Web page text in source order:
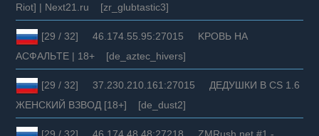
Riot] | Next21.ru [zr_glubtastic3]
[29 / 32] 46.174.55.95:27015 KPOBЬ HA
АCФAЛЬTE | 18+ [de_aztec_hivers]
[29 / 32] 37.230.210.161:27015 ДЕДУШКИ В CS 1.6
ЖЕНСКИЙ ВЗВОД [18+] [de_dust2]
[29 / 32] 46.174.48.48:27218 ZMRush.net #1 -